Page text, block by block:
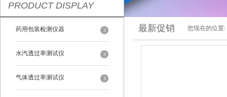
PRODUCT DISPLAY
药用包装检测仪器
水汽透过率测试仪
气体透过率测试仪
最新促销 您现在的位置: